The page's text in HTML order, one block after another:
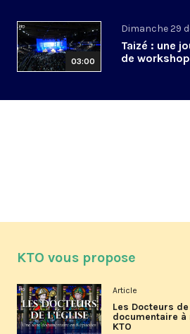
03:00
Dimanche 29
Taizé : une
de
KTO vous propose
Article
Les Docteurs
documentaire
KTO